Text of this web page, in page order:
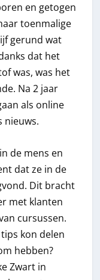
en getogen
toenmalige
gerund wat
dat het
was, was het
Na 2 jaar
als online
nieuws.
de mens en
dat ze in de
Dit bracht
met klanten
cursussen.
kon delen
hebben?
Zwart in